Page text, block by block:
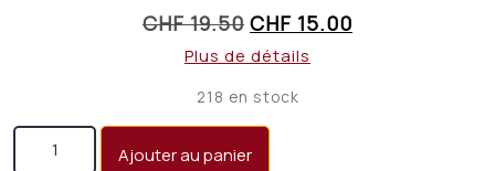
CHF19.50 Le
prix
était :
CHF 15.00
Plus de détails
218 en stock
quantité de Mourir... Comment le vivre ?
Ajouter au panier